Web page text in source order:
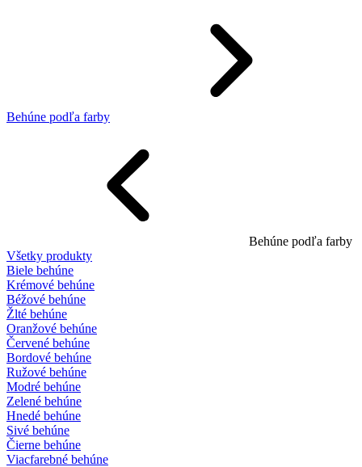
Behúne podľa farby
Behúne podľa farby
Všetky produkty
Biele behúne
Krémové behúne
Béžové behúne
Žlté behúne
Oranžové behúne
Červené behúne
Bordové behúne
Ružové behúne
Modré behúne
Zelené behúne
Hnedé behúne
Sivé behúne
Čierne behúne
Viacfarebné behúne